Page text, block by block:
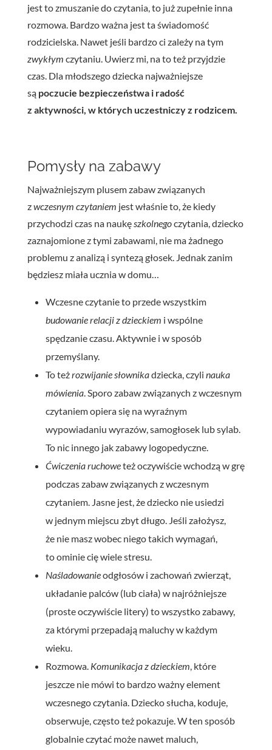
jest to zmuszanie do czytania, to już zupełnie inna
rozmowa. Bardzo ważna jest ta świadomość
rodzicielska. Nawet jeśli bardzo ci zależy na tym
zwykłym czytaniu. Uwierz mi, na to też przyjdzie
czas. Dla młodszego dziecka najważniejsze
są poczucie bezpieczeństwa i radość
z aktywności, w których uczestniczy z rodzicem.
Pomysły na zabawy
Najważniejszym plusem zabaw związanych
zwczesnym czytaniem jest właśnie to, że kiedy
przychodzi czas na naukęszkolnegoczytania, dziecko
zaznajomione z tymi zabawami, nie ma żadnego
problemu z analizą i syntezą głosek. Jednak zanim
będziesz miała ucznia w domu…
Wczesne czytanie to przede wszystkim
budowanie relacji z dzieckiem i wspólne
spędzanie czasu. Aktywnie i w sposób
przemyślany.
To teżrozwijanie słownikadziecka, czyli nauka
mówienia. Sporo zabaw związanych z wczesnym
czytaniem opiera się na wyraźnym
wypowiadaniu wyrazów, samogłosek lub sylab.
To nic innego jak zabawy logopedyczne.
Ćwiczenia ruchoweteż oczywiście wchodzą w grę
podczas zabaw związanych z wczesnym
czytaniem. Jasne jest, że dziecko nie usiedzi
w jednym miejscu zbyt długo. Jeśli założysz,
że nie masz wobec niego takich wymagań,
to ominie cię wiele stresu.
Naśladowanieodgłosów i zachowań zwierząt,
układanie palców (lub ciała) w najróżniejsze
(proste oczywiście litery) to wszystko zabawy,
za którymi przepadają maluchy w każdym
wieku.
Rozmowa. Komunikacja z dzieckiem, które
jeszcze nie mówi to bardzo ważny element
wczesnego czytania. Dziecko słucha, koduje,
obserwuje, często też pokazuje. W ten sposób
globalnie czytać może nawet maluch,